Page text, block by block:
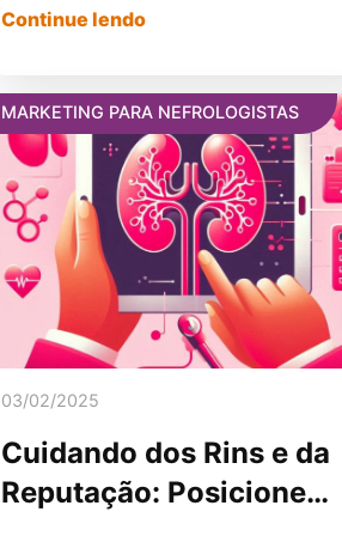
Continue lendo
MARKETING PARA NEFROLOGISTAS
03/02/2025
Cuidando dos Rins e da
Reputação: Posicione